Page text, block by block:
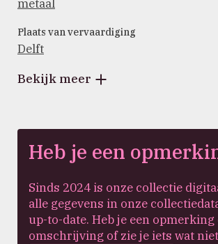
metaal
Plaats van vervaardiging
Delft
Bekijk meer
Heb je een
Sinds 2024 is onze collectie
alle gegevens in onze
up-to-date. Heb je een opmerking
omschrijving of zie je iets wat